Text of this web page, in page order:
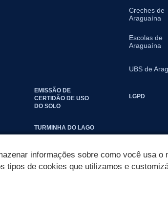
Creches de
Araguaína
Escolas de
Araguaína
UBS de
EMISSÃO DE
CERTIDÃO DE USO
DO SOLO
LGPD
TURMINHA DO LAGO
informações sobre como você usa
tipos de cookies que utilizamos e